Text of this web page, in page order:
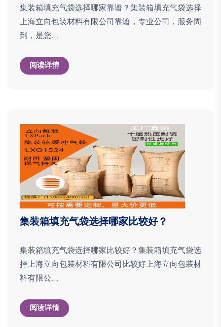
集装箱填充气袋选择哪家靠谱？集装箱填充气袋选择
上海立向包装材料有限公司靠谱，专业公司，服务周
到，是您...
阅读详情
集装箱填充气袋选择哪家比较好？
集装箱填充气袋选择哪家比较好？集装箱填充气袋选
择上海立向包装材料有限公司比较好上海立向包装材
料有限公...
阅读详情